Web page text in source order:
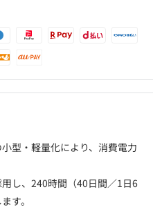
型・軽量化により、消費電力
し、240時間（40日間／1日6
す。